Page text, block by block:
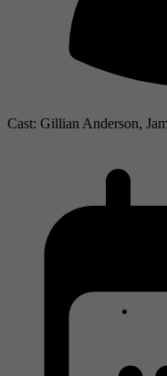
Cast: Gillian Anderson,